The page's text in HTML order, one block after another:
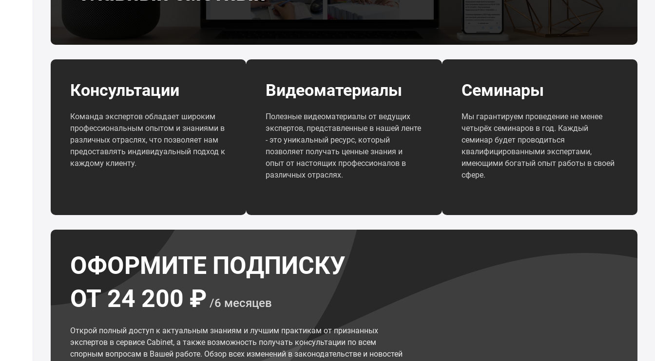
Консультации
Команда экспертов обладает широким
профессиональным опытом и знаниями в
различных отраслях, что позволяет нам
предоставлять индивидуальный подход к
каждому клиенту.
Видеоматериалы
Полезные видеоматериалы от ведущих
экспертов, представленные в нашей ленте
- это уникальный ресурс, который
позволяет получать ценные знания и
опыт от настоящих профессионалов в
различных отраслях.
Семинары
Мы гарантируем проведение не менее
четырёх семинаров в год. Каждый
семинар будет проводиться
квалифицированными экспертами,
имеющими богатый опыт работы в своей
сфере.
ОФОРМИТЕ ПОДПИСКУ
ОТ 24 200 ₽ /6 месяцев
Открой полный доступ к актуальным знаниям и лучшим практикам от признанных
экспертов в сервисе Cabinet, а также возможность получать консультации по всем
спорным вопросам в Вашей работе. Обзор всех изменений в законодательстве и новостей